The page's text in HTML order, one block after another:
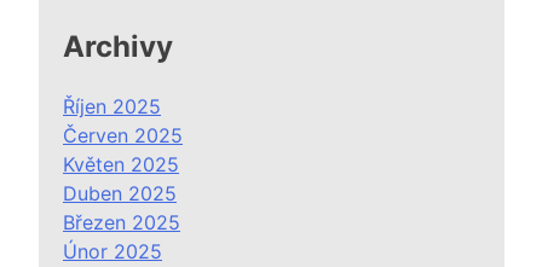
Archivy
Říjen 2025
Červen 2025
Květen 2025
Duben 2025
Březen 2025
Únor 2025